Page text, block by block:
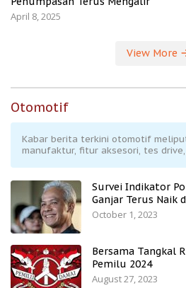
April 8, 2025
View More
Otomotif
Kabar berita terkini otomotif
manufaktur, fitur aksesori, tes
Survei Indikator
Ganjar Terus Naik
October 1, 2023
Bersama Tangkal
Pemilu 2024
August 27, 2023